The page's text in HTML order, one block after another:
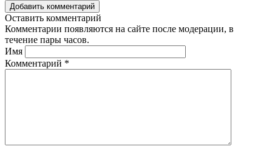
Добавить комментарий
Оставить комментарий
Комментарии появляются на сайте после модерации, в
течение пары часов.
Имя
Комментарий *